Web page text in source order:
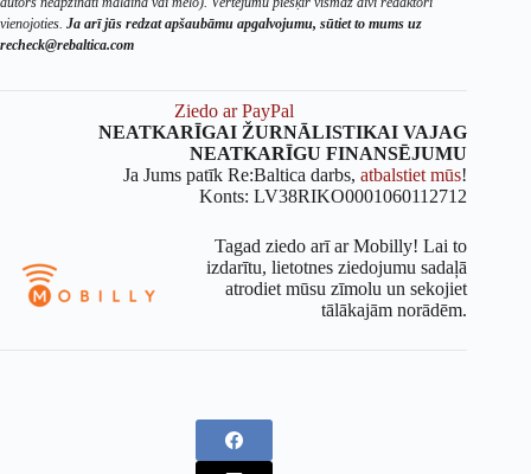
vienojoties. Ja arī jūs redzat apšaubāmu apgalvojumu, sūtiet to mums uz
recheck@rebaltica.com
Ziedo ar PayPal
NEATKARĪGAI ŽURNĀLISTIKAI VAJAG
NEATKARĪGU FINANSĒJUMU
Ja Jums patīk Re:Baltica darbs,atbalstiet mūs!
Konts: LV38RIKO0001060112712
Tagad ziedo arī ar Mobilly! Lai to
izdarītu, lietotnes ziedojumu sadaļā
atrodiet mūsu zīmolu un sekojiet
tālākajām norādēm.